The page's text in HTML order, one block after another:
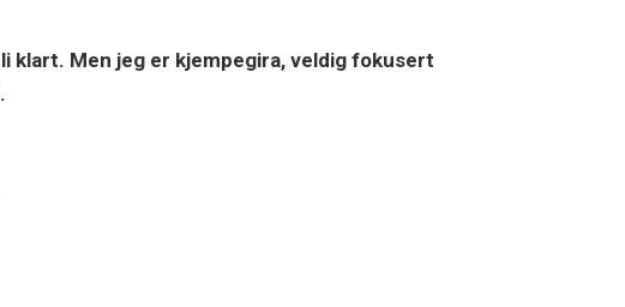
klart. Men jeg er kjempegira, veldig fokusert